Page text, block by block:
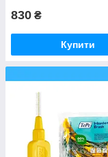
830 ₴
Купити